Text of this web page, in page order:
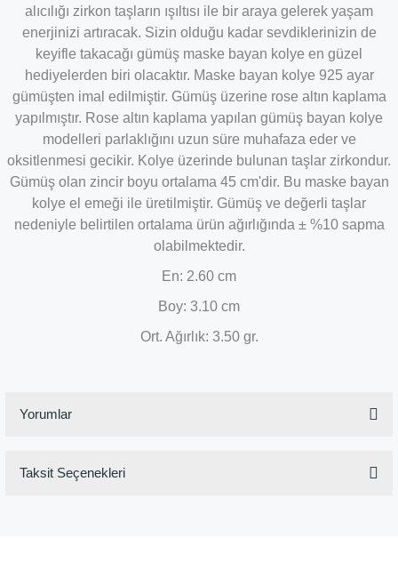
alıcılığı zirkon taşların ışıltısı ile bir araya gelerek yaşam
enerjinizi artıracak. Sizin olduğu kadar sevdiklerinizin de
keyifle takacağı gümüş maske bayan kolye en güzel
hediyelerden biri olacaktır. Maske bayan kolye 925 ayar
gümüşten imal edilmiştir. Gümüş üzerine rose altın kaplama
yapılmıştır. Rose altın kaplama yapılan gümüş bayan kolye
modelleri parlaklığını uzun süre muhafaza eder ve
oksitlenmesi gecikir. Kolye üzerinde bulunan taşlar zirkondur.
Gümüş olan zincir boyu ortalama 45 cm'dir. Bu maske bayan
kolye el emeği ile üretilmiştir. Gümüş ve değerli taşlar
nedeniyle belirtilen ortalama ürün ağırlığında ± %10 sapma
olabilmektedir.
En: 2.60 cm
Boy: 3.10 cm
Ort. Ağırlık: 3.50 gr.
Yorumlar
Taksit Seçenekleri